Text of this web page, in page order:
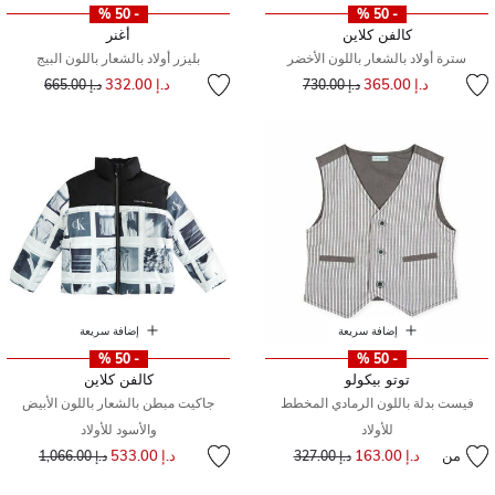
- 50 %
كالفن كلاين
سترة أولاد بالشعار باللون الأخضر
د.إ 365.00 سعر مخفض مند.إ 730.00
- 50 %
أغنر
بليزر أولاد بالشعار باللون البيج
د.إ 332.00 سعر مخفض من
د.إ 665.00 إلى
إضافة سريعة
- 50 %
توتو بيكولو
فيست بدلة باللون الرمادي المخطط
للأولاد
من د.إ 163.00 سعر مخفض مند.إ 327.00
إضافة سريعة
- 50 %
كالفن كلاين
جاكيت مبطن بالشعار باللون الأبيض
والأسود للأولاد
د.إ 533.00 سعر مخفض من
د.إ 1,066.00 إلى